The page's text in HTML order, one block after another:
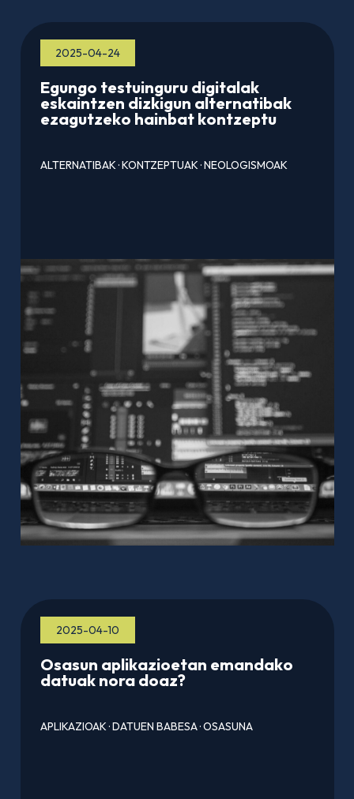
2025-04-24
Egungo testuinguru digitalak
eskaintzen dizkigun alternatibak
ezagutzeko hainbat kontzeptu
ALTERNATIBAK·KONTZEPTUAK·NEOLOGISMOAK
2025-04-10
Osasun aplikazioetan emandako
datuak nora doaz?
APLIKAZIOAK·DATUEN BABESA·OSASUNA